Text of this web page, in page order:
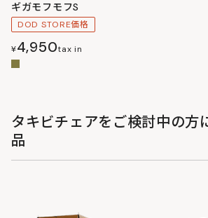
ギガモフモフS
DOD STORE価格
¥4,950tax in
タキビチェアをご検討中の方
品